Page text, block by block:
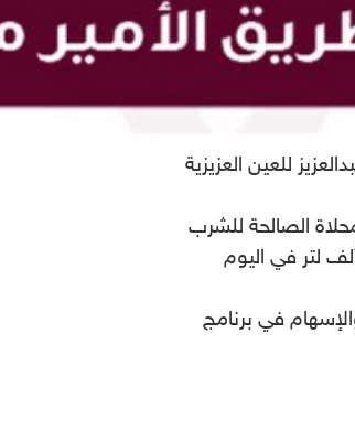
للعين العزيزية
الصالحة للشرب
مدركة الذي يتجاوز عدد سكانها ١٥ ألف نسمة بالإضافة إلى القرى المجاورة لها وبطاقة إنتاجية تبلغ أكثر من 82 ألف لتر في اليوم
في برنامج